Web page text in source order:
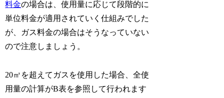
料金の場合は、使用量に応じて段階的に
単位料金が適用されていく仕組みでした
が、ガス料金の場合はそうなっていない
ので注意しましょう。
20㎥を超えてガスを使用した場合、全使
用量の計算がB表を参照して行われます